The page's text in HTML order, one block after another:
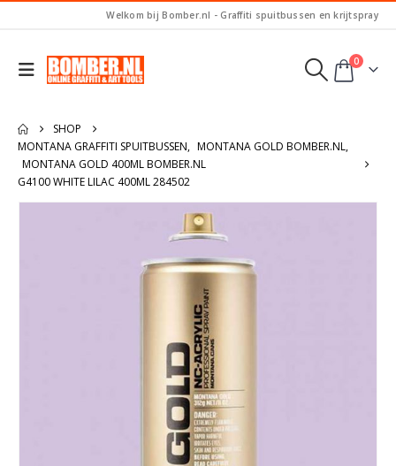
Welkom bij Bomber.nl - Graffiti spuitbussen en krijtspray
0
SHOP
MONTANA GRAFFITI SPUITBUSSEN, MONTANA GOLD BOMBER.NL,
MONTANA GOLD 400ML BOMBER.NL
G4100 WHITE LILAC 400ML 284502